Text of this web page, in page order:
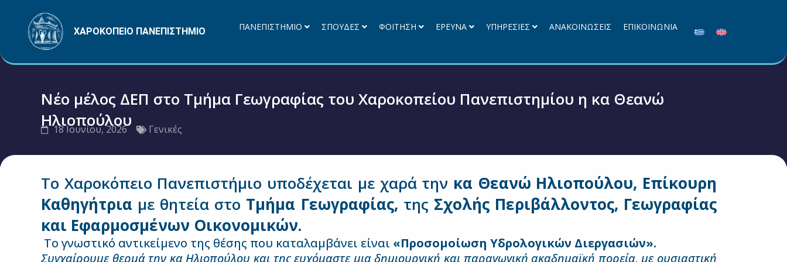
περιεχόμενο
ΧΑΡΟΚΟΠΕΙΟ ΠΑΝΕΠΙΣΤΗΜΙΟ ΠΑΝΕΠΙΣΤΗΜΙΟ ΣΠΟΥΔΕΣ ΦΟΙΤΗΣΗ ΕΡΕΥΝΑ ΥΠΗΡΕΣΙΕΣ ΑΝΑΚΟΙΝΩΣΕΙΣ ΕΠΙΚΟΙΝΩΝΙΑ
Νέο μέλος ΔΕΠ στο Τμήμα Γεωγραφίας του Χαροκοπείου Πανεπιστημίου η κα Θεανώ
Ηλιοπούλου
18 Ιουνίου, 2026 Γενικές
Το Χαροκόπειο Πανεπιστήμιο υποδέχεται με χαρά την κα Θεανώ Ηλιοπούλου, Επίκουρη
Καθηγήτρια με θητεία στο Τμήμα Γεωγραφίας, της Σχολής Περιβάλλοντος, Γεωγραφίας
και Εφαρμοσμένων Οικονομικών.
Το γνωστικό αντικείμενο της θέσης που καταλαμβάνει είναι «Προσομοίωση Υδρολογικών Διεργασιών».
Συγχαίρουμε θερμά την κα Ηλιοπούλου και της ευχόμαστε μια δημιουργική και παραγωγική ακαδημαϊκή πορεία, με ουσιαστική